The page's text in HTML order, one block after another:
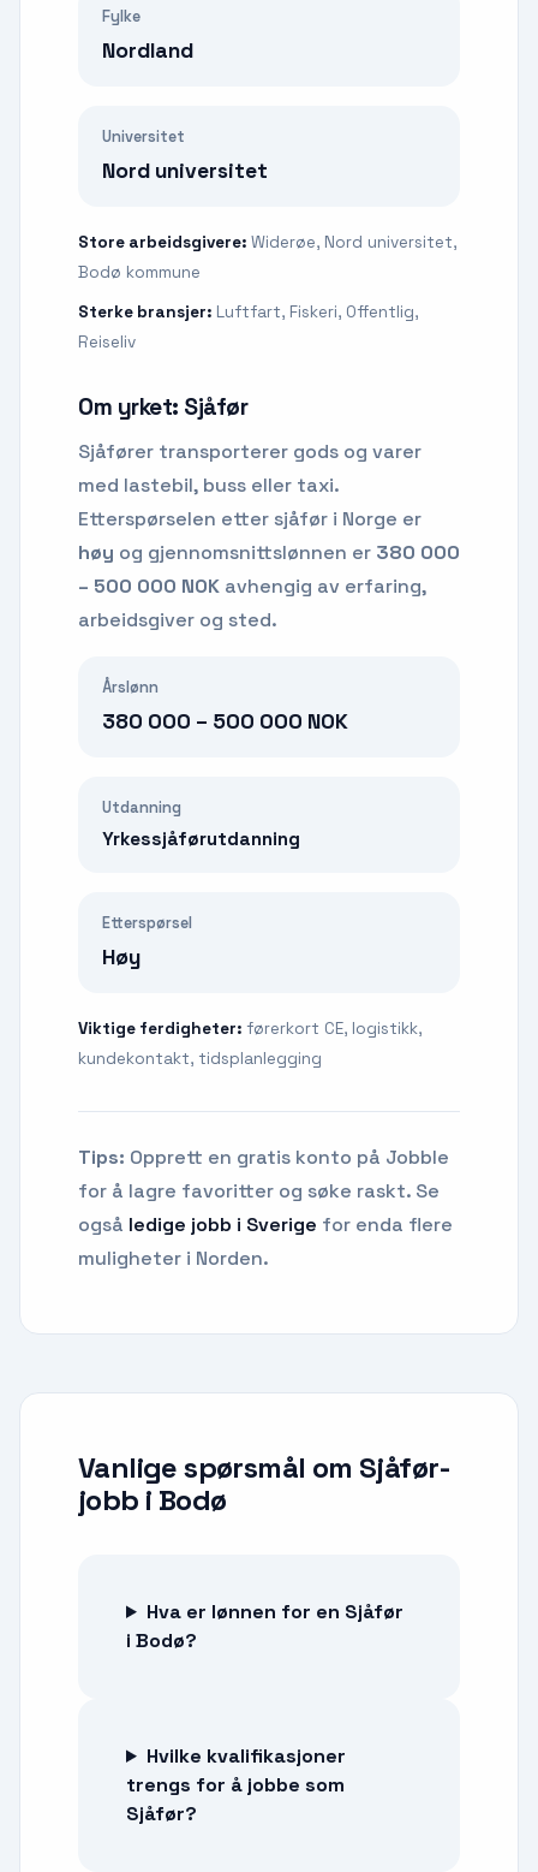
Fylke
Nordland
Universitet
Nord universitet
Store arbeidsgivere: Widerøe, Nord universitet,
Bodø kommune
Sterke bransjer: Luftfart, Fiskeri, Offentlig,
Reiseliv
Om yrket: Sjåfør
Sjåfører transporterer gods og varer
med lastebil, buss eller taxi.
Etterspørselen ettersjåfør i Norge er
høy og gjennomsnittslønnen er 380 000
– 500 000 NOK avhengig av erfaring,
arbeidsgiver og sted.
Årslønn
380 000 – 500 000 NOK
Utdanning
Yrkessjåførutdanning
Etterspørsel
Høy
Viktige ferdigheter: førerkort CE, logistikk,
kundekontakt, tidsplanlegging
Tips: Opprett en gratis konto på Jobble
for å lagre favoritter og søke raskt. Se
også ledige jobb i Sverige for enda flere
muligheter i Norden.
Vanlige spørsmål om Sjåfør-
jobb i Bodø
Hva er lønnen for en Sjåfør
i Bodø?
Hvilke kvalifikasjoner
trengs for å jobbe som
Sjåfør?